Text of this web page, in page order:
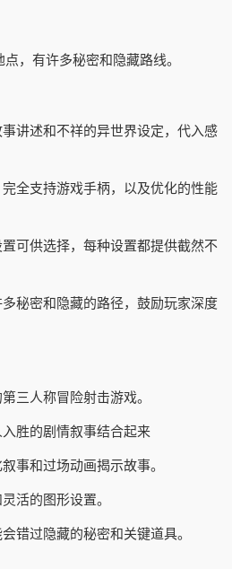
，有许多秘密和隐藏路线。
讲述和不祥的异世界设定，代入感
全支持游戏手柄，以及优化的性能
可供选择，每种设置都提供截然不
秘密和隐藏的路径，鼓励玩家深度
三人称冒险射击游戏。
胜的剧情叙事结合起来
事和过场动画揭示故事。
活的图形设置。
错过隐藏的秘密和关键道具。